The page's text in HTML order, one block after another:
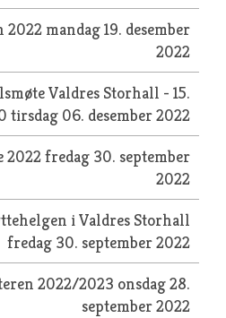
2022 mandag 19. desember
2022
Valdres Storhall - 15.
tirsdag 06. desember 2022
2022fredag 30. september
2022
i Valdres Storhall
fredag 30. september 2022
2022/2023 onsdag 28.
september 2022